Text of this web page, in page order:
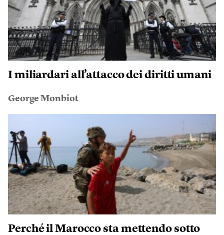
I miliardari all’attacco dei diritti umani
George Monbiot
Perché il Marocco sta mettendo sotto